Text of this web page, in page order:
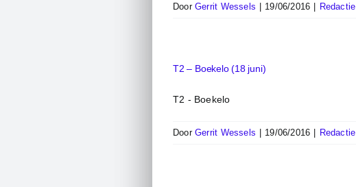
DoorGerrit Wessels 19/06/2016 Redactie
T2 – Boekelo (18 juni)
T2 - Boekelo
DoorGerrit Wessels 19/06/2016 Redactie